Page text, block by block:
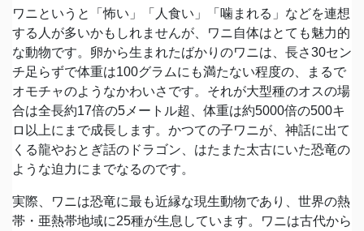
ワニというと「怖い」「人食い」「噛まれる」などを連想
する人が多いかもしれませんが、ワニ自体はとても魅力的
な動物です。卵から生まれたばかりのワニは、長さ30セン
チ足らずで体重は100グラムにも満たない程度の、まるで
オモチャのようなかわいさです。それが大型種のオスの場
合は全長約17倍の5メートル超、体重は約5000倍の500キ
ロ以上にまで成長します。かつての子ワニが、神話に出て
くる龍やおとぎ話のドラゴン、はたまた太古にいた恐竜の
ような迫力にまでなるのです。
実際、ワニは恐竜に最も近縁な現生動物であり、世界の熱
帯・亜熱帯地域に25種が生息しています。ワニは古代から